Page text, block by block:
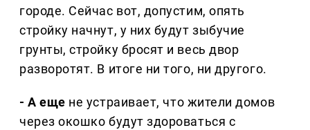
городе. Сейчас вот, допустим, опять
стройку начнут, у них будут зыбучие
грунты, стройку бросят и весь двор
разворотят. В итоге ни того, ни другого.
- А еще не устраивает, что жители домов
через окошко будут здороваться с